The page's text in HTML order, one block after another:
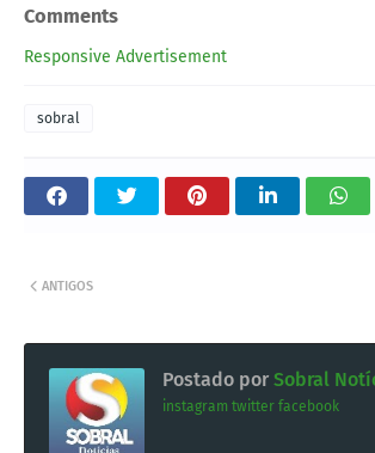
Comments
Responsive Advertisement
sobral
ANTIGOS
Postado por Sobral
instagram twitter facebook